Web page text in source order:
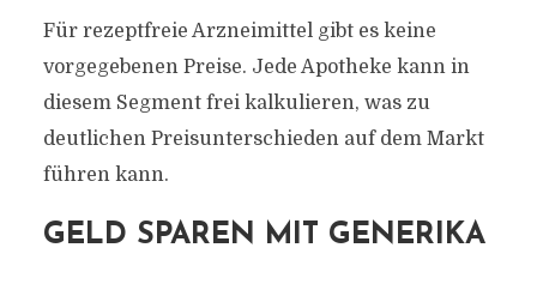
Für rezeptfreie Arzneimittel gibt es keine
vorgegebenen Preise. Jede Apotheke kann in
diesem Segment frei kalkulieren, was zu
deutlichen Preisunterschieden auf dem Markt
führen kann.
GELD SPAREN MIT GENERIKA